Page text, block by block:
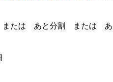
たは あと分割 または あ